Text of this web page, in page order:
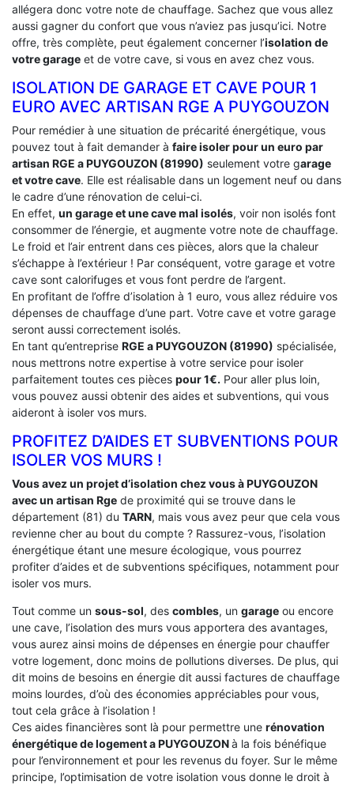
allégera donc votre note de chauffage. Sachez que vous allez
aussi gagner du confort que vous n’aviez pas jusqu’ici. Notre
offre, très complète, peut également concerner l’isolation de
votre garage et de votre cave, si vous en avez chez vous.
ISOLATION DE GARAGE ET CAVE POUR 1
EURO AVEC ARTISAN RGE A PUYGOUZON
Pour remédier à une situation de précarité énergétique, vous
pouvez tout à fait demander à faire isoler pour un euro par
artisan RGE a PUYGOUZON (81990) seulement votre garage
et votre cave. Elle est réalisable dans un logement neuf ou dans
le cadre d’une rénovation de celui-ci.
En effet, un garage et une cave mal isolés, voir non isolés font
consommer de l’énergie, et augmente votre note de chauffage.
Le froid et l’air entrent dans ces pièces, alors que la chaleur
s’échappe à l’extérieur ! Par conséquent, votre garage et votre
cave sont calorifuges et vous font perdre de l’argent.
En profitant de l’offre d’isolation à 1 euro, vous allez réduire vos
dépenses de chauffage d’une part. Votre cave et votre garage
seront aussi correctement isolés.
En tant qu’entreprise RGE a PUYGOUZON (81990) spécialisée,
nous mettrons notre expertise à votre service pour isoler
parfaitement toutes ces pièces pour 1€. Pour aller plus loin,
vous pouvez aussi obtenir des aides et subventions, qui vous
aideront à isoler vos murs.
PROFITEZ D’AIDES ET SUBVENTIONS POUR
ISOLER VOS MURS !
Vous avez un projet d’isolation chez vous à PUYGOUZON
avec un artisan Rge de proximité qui se trouve dans le
département (81) du TARN, mais vous avez peur que cela vous
revienne cher au bout du compte ? Rassurez-vous, l’isolation
énergétique étant une mesure écologique, vous pourrez
profiter d’aides et de subventions spécifiques, notamment pour
isoler vos murs.
Tout comme un sous-sol, des combles, un garage ou encore
une cave, l’isolation des murs vous apportera des avantages,
vous aurez ainsi moins de dépenses en énergie pour chauffer
votre logement, donc moins de pollutions diverses. De plus, qui
dit moins de besoins en énergie dit aussi factures de chauffage
moins lourdes, d’où des économies appréciables pour vous,
tout cela grâce à l’isolation !
Ces aides financières sont là pour permettre une rénovation
énergétique de logement aPUYGOUZONà la fois bénéfique
pour l’environnement et pour les revenus du foyer. Sur le même
principe, l’optimisation de votre isolation vous donne le droit à